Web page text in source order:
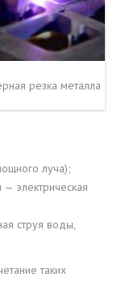
резка металла
луча);
— электрическая
струя воды,
таких